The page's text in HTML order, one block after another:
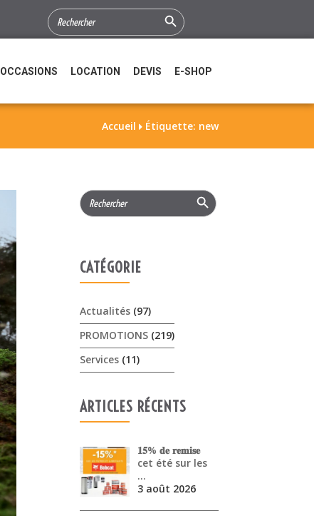
SEARCH
FOR:
Search Button
OCCASIONS LOCATION DEVIS E-SHOP
Accueil  Étiquette: new
Search
for:
Search Button
CATÉGORIE
Actualités (97)
PROMOTIONS (219)
Services (11)
ARTICLES RÉCENTS
𝟏𝟓% 𝐝𝐞 𝐫𝐞𝐦𝐢𝐬𝐞
cet été sur les
…
3 août 2026